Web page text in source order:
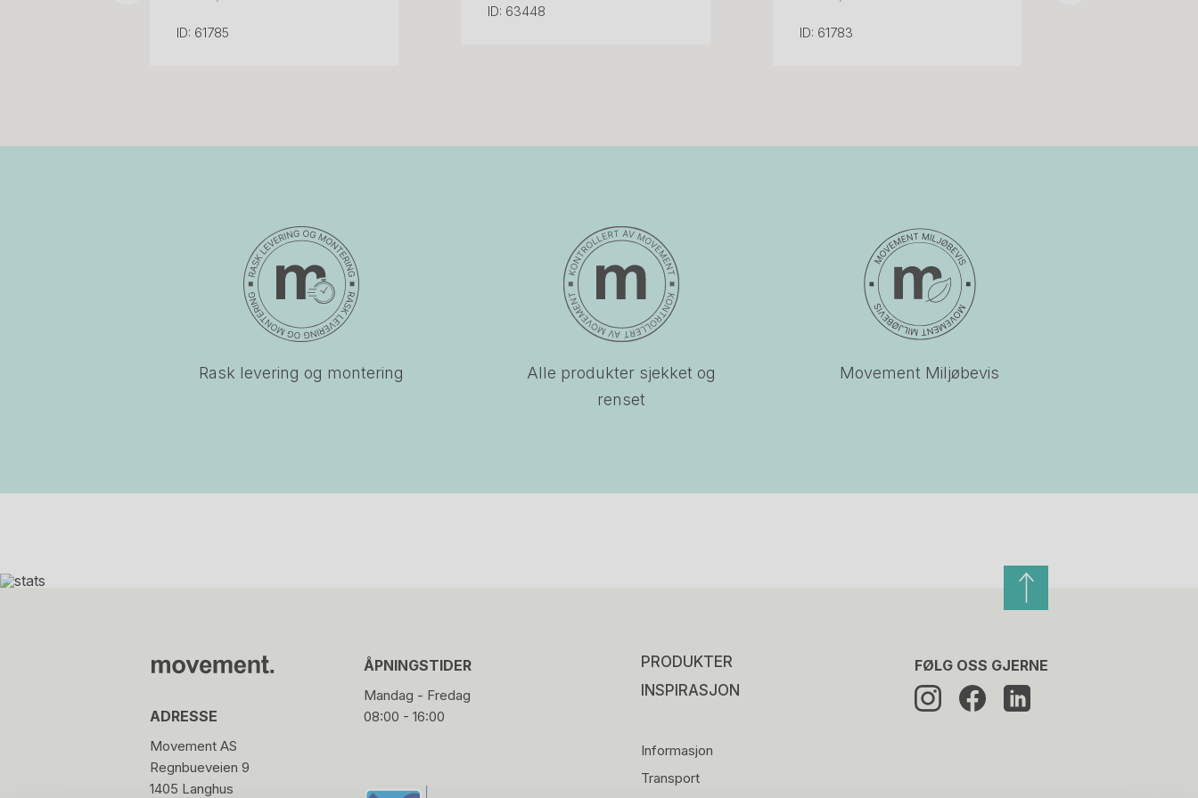
ID: 61785
ID: 63448
ID: 61783
Rask levering og montering
Alle produkter sjekket og
renset
Movement Miljøbevis
ADRESSE
Movement AS
Regnbueveien 9
1405 Langhus
ÅPNINGSTIDER
Mandag - Fredag
08:00 - 16:00
PRODUKTER
INSPIRASJON
Informasjon
Transport
FØLG OSS GJERNE